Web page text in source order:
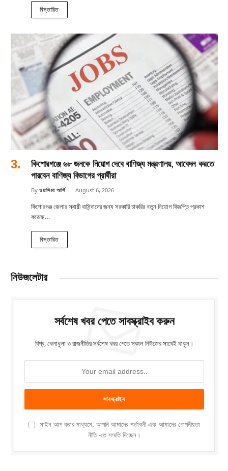
বিস্তারিত
কিশোরগঞ্জে ৬৮ জনকে নিয়োগ দেবে বাণিজ্য মন্ত্রণালয়, আবেদন করতে
পারবেন বাণিজ্য বিভাগের প্রার্থীরা
By ওয়াসিমা আর্শি August 6, 2026
কিশোরগঞ্জ জেলার স্থায়ী বাসিন্দাদের জন্য সরকারি চাকরির নতুন নিয়োগ বিজ্ঞপ্তি প্রকাশ
করেছে…
বিস্তারিত
নিউজলেটার
সর্বশেষ খবর পেতে সাবস্ক্রাইব করুন
বিশ্ব, খেলাধুলা ও রাজনীতির সর্বশেষ খবর পেতে সকাল নিউজের সাথেই থাকুন।
সাইন আপ করার মাধ্যমে, আপনি আমাদের শর্তাবলী এবং আমাদের গোপনীয়তা
নীতি -তে সম্মতি দিচ্ছেন।